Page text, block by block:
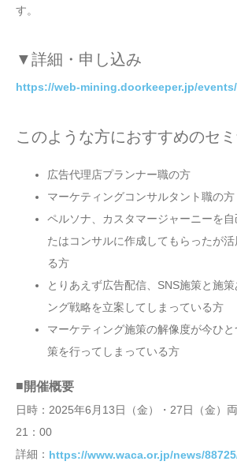
す。
▼詳細・申し込み
https://web-mining.doorkeeper.jp/
このような方におすすめのセ
広告代理店プランナー職の方
マーケティングコンサルタント職の方
ペルソナ、カスタマージャーニーを
たはコンサルに作成してもらったが
る方
とりあえず広告配信、SNS施策と施
ング戦略を立案してしまっている方
マーケティング施策の解像度が今ひ
策を行ってしまっている方
■開催概要
日時：2025年6月13日（金）・27日（金）
21：00
詳細： https://www.waca.or.jp/news/